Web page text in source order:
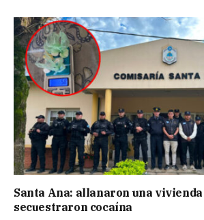
Santa Ana: allanaron una
secuestraron cocaína